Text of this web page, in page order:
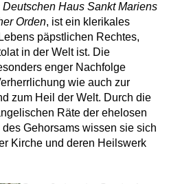
Haus Sankt Mariens
Orden, ist ein klerikales
päpstlichen Rechtes,
in der Welt ist. Die
enger Nachfolge
wie auch zur
zum Heil der Welt. Durch die
Räte der ehelosen
Gehorsams wissen sie sich
Kirche und deren Heilswerk